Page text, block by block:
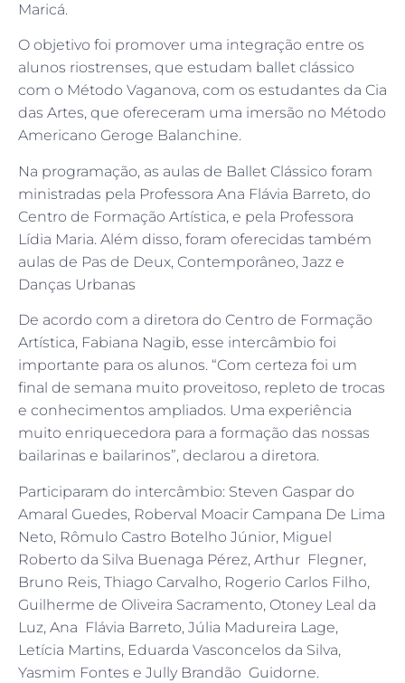
Maricá.
O objetivo foi promover uma integração entre os
alunos riostrenses, que estudam ballet clássico
com o Método Vaganova, com os estudantes da Cia
das Artes, que ofereceram uma imersão no Método
Americano Geroge Balanchine.
Na programação, as aulas de Ballet Clássico foram
ministradas pela Professora Ana Flávia Barreto, do
Centro de Formação Artística, e pela Professora
Lídia Maria. Além disso, foram oferecidas também
aulas de Pas de Deux, Contemporâneo, Jazz e
Danças Urbanas
De acordo com a diretora do Centro de Formação
Artística, Fabiana Nagib, esse intercâmbio foi
importante para os alunos. “Com certeza foi um
final de semana muito proveitoso, repleto de trocas
e conhecimentos ampliados. Uma experiência
muito enriquecedora para a formação das nossas
bailarinas e bailarinos”, declarou a diretora.
Participaram do intercâmbio: Steven Gaspar do
Amaral Guedes, Roberval Moacir Campana De Lima
Neto, Rômulo Castro Botelho Júnior, Miguel
Roberto da Silva Buenaga Pérez, Arthur Flegner,
Bruno Reis, Thiago Carvalho, Rogerio Carlos Filho,
Guilherme de Oliveira Sacramento, Otoney Leal da
Luz, Ana Flávia Barreto, Júlia Madureira Lage,
Letícia Martins, Eduarda Vasconcelos da Silva,
Yasmim Fontes e Jully Brandão Guidorne.